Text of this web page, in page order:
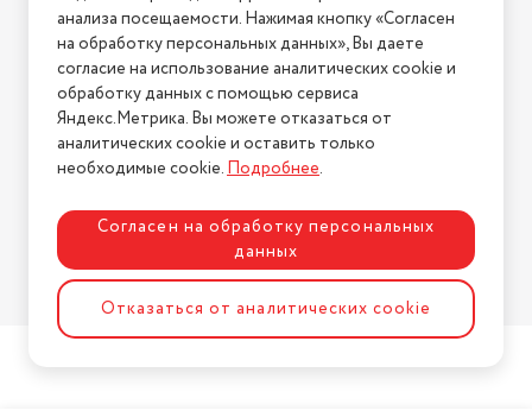
Нашли ошибку на сайте? Напишите нам
2026 © Интернет-магазин "АстМаркет". У нас есть всё!
Политика конфиденциальности
Разработка сайтаASTDESIGN
анализа посещаемости. Нажимая кнопку «Согласен
на обработку персональных данных», Вы даете
согласие на использование аналитических cookie и
обработку данных с помощью сервиса
Яндекс.Метрика. Вы можете отказаться от
аналитических cookie и оставить только
необходимые cookie.Подробнее.
Согласен на обработку персональных
данных
Отказаться от аналитических cookie